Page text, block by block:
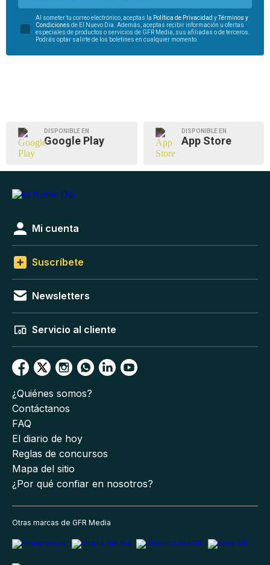
Al someter tu correo electrónico, aceptas la Política de Privacidad yTérminos y
Condiciones de El Nuevo Día. Además, aceptas recibir información u ofertas
especiales de productos o servicios de GFR Media, sus afiliadas o de terceros.
Podrás optar salirte de los boletines en cualquier momento.
DISPONIBLE EN
Google Play
DISPONIBLE EN
App Store
Mi cuenta
Suscríbete
Newsletters
Servicio al cliente
¿Quiénes somos?
Contáctanos
FAQ
El diario de hoy
Reglas de concursos
Mapa del sitio
¿Por qué confiar en nosotros?
Otras marcas de GFR Media